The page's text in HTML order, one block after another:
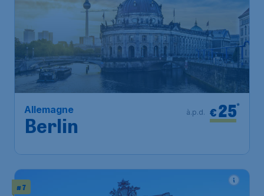
Allemagne
Berlin
€25*
à.p.d.
# 7